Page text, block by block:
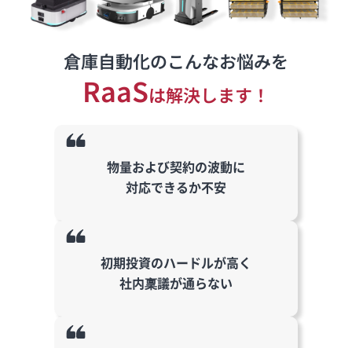
倉庫自動化のこんなお悩みを
RaaSは解決します！
物量および契約の波動に
対応できるか不安
初期投資のハードルが高く
社内稟議が通らない